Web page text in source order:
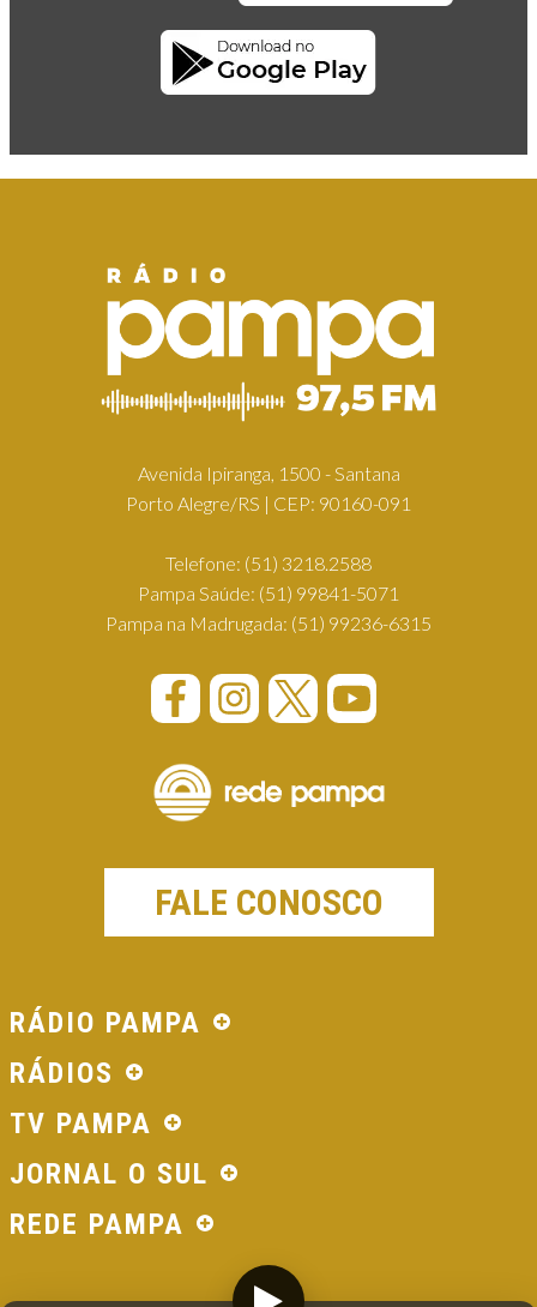
Avenida Ipiranga, 1500 - Santana
Porto Alegre/RS | CEP: 90160-091
Telefone: (51) 3218.2588
Pampa Saúde: (51) 99841-5071
Pampa na Madrugada: (51) 99236-6315
FALE CONOSCO
RÁDIO PAMPA
RÁDIOS
TV PAMPA
JORNAL O SUL
REDE PAMPA